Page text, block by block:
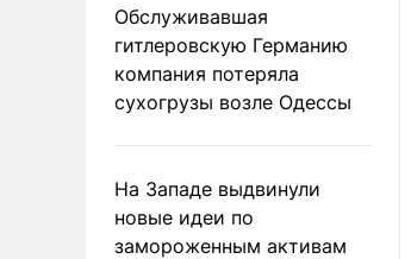
Обслуживавшая
гитлеровскую Германию
компания потеряла
сухогрузы возле Одессы
На Западе выдвинули
новые идеи по
замороженным активам